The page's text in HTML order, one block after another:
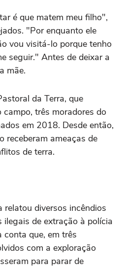
é que matem meu filho",
"Por enquanto ele
vou visitá-lo porque tenho
seguir." Antes de deixar a
mãe.
da Terra, que
três moradores do
em 2018. Desde então,
receberam ameaças de
de terra.
relatou diversos incêndios
ilegais de extração à polícia
conta que, em três
com a exploração
para parar de